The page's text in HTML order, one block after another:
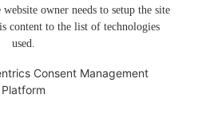
owner needs to setup the site
content to the list of technologies
used.
Consent Management
Platform